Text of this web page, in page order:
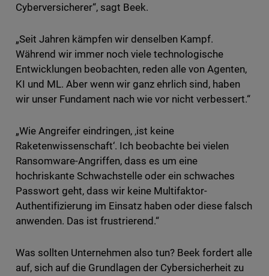
Cyberversicherer“, sagt Beek.
„Seit Jahren kämpfen wir denselben Kampf.
Während wir immer noch viele technologische
Entwicklungen beobachten, reden alle von Agenten,
KI und ML. Aber wenn wir ganz ehrlich sind, haben
wir unser Fundament nach wie vor nicht verbessert.“
„Wie Angreifer eindringen, ‚ist keine
Raketenwissenschaft‘. Ich beobachte bei vielen
Ransomware-Angriffen, dass es um eine
hochriskante Schwachstelle oder ein schwaches
Passwort geht, dass wir keine Multifaktor-
Authentifizierung im Einsatz haben oder diese falsch
anwenden. Das ist frustrierend.“
Was sollten Unternehmen also tun? Beek fordert alle
auf, sich auf die Grundlagen der Cybersicherheit zu